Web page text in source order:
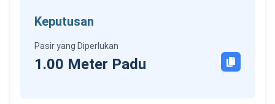
Keputusan
Pasir yang Diperlukan
1.00 Meter Padu